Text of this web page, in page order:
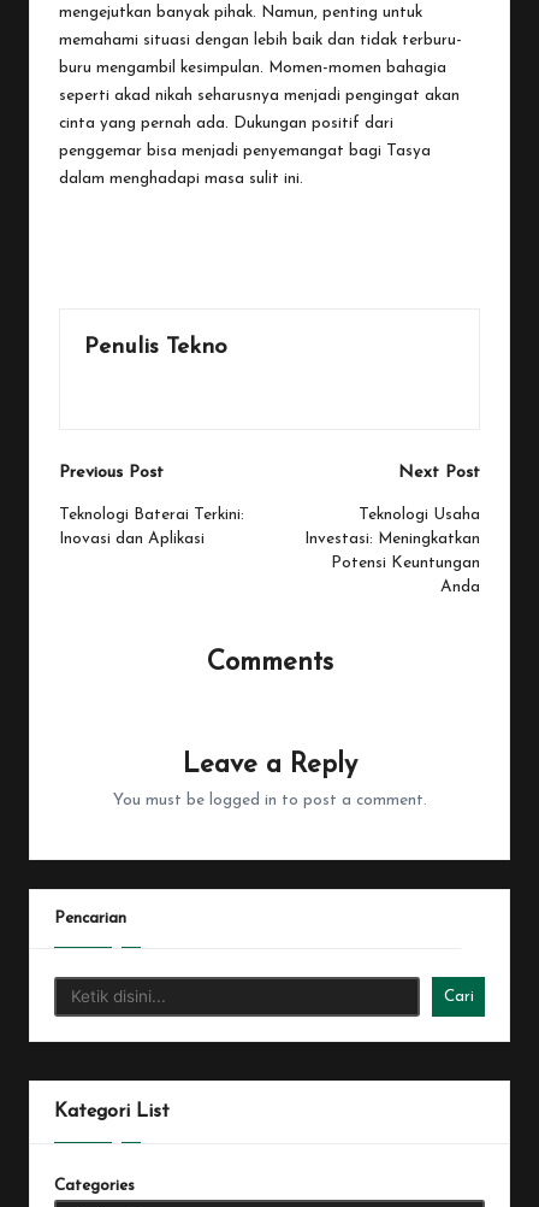
mengejutkan banyak pihak. Namun, penting untuk
memahami situasi dengan lebih baik dan tidak terburu-
buru mengambil kesimpulan. Momen-momen bahagia
seperti akad nikah seharusnya menjadi pengingat akan
cinta yang pernah ada. Dukungan positif dari
penggemar bisa menjadi penyemangat bagi Tasya
dalam menghadapi masa sulit ini.
Penulis Tekno
Post
navigation
Previous Post
Teknologi Baterai Terkini:
Inovasi dan Aplikasi
Next Post
Teknologi Usaha
Investasi: Meningkatkan
Potensi Keuntungan
Anda
Comments
Leave a Reply
You must be logged in to post a comment.
Pencarian
Cari
Kategori List
Categories